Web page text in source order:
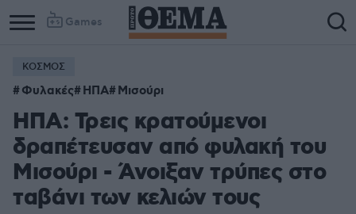
Games
Column
1
Column
2
ΚΟΣΜΟΣ
Φυλακές ΗΠΑ Μισούρι
ΗΠΑ: Τρεις κρατούμενοι
δραπέτευσαν από φυλακή του
Μισούρι - Άνοιξαν τρύπες στο
ταβάνι των κελιών τους